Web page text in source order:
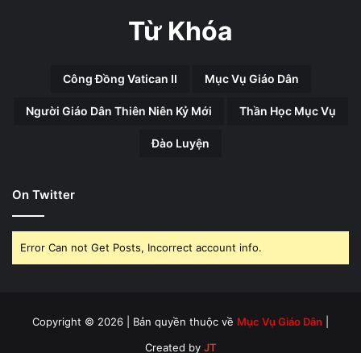
Từ Khóa
Công Đồng Vatican II Mục Vụ Giáo Dân
Người Giáo Dân Thiên Niên Kỷ Mới Thần Học Mục Vụ
Đào Luyện
On Twitter
Error Can not Get Posts, Incorrect account info.
Copyright © 2026 | Bản quyền thuộc về Mục Vụ Giáo Dân
Created by JT